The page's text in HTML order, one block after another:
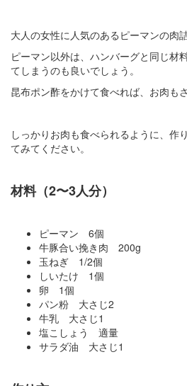
大人の女性に人気のあるピーマンの肉詰
ピーマン以外は、ハンバーグと同じ材
てしまうのも良いでしょう。
昆布ポン酢をかけて食べれば、お肉も
しっかりお肉も食べられるように、作
てみてください。
材料（2〜3人分）
ピーマン 6個
牛豚合い挽き肉 200g
玉ねぎ 1/2個
しいたけ 1個
卵 1個
パン粉 大さじ2
牛乳 大さじ1
塩こしょう 適量
サラダ油 大さじ1